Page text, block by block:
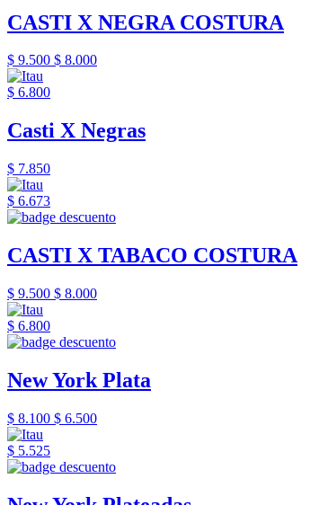
CASTI X NEGRA COSTURA
$ 9.500 $ 8.000
$ 6.800
Casti X Negras
$ 7.850
$ 6.673
CASTI X TABACO COSTURA
$ 9.500 $ 8.000
$ 6.800
New York Plata
$ 8.100 $ 6.500
$ 5.525